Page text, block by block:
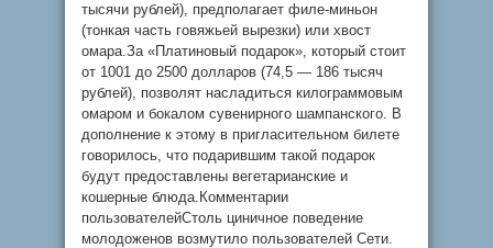
тысячи рублей), предполагает филе-миньон
(тонкая часть говяжьей вырезки) или хвост
омара.За «Платиновый подарок», который стоит
от 1001 до 2500 долларов (74,5 — 186 тысяч
рублей), позволят насладиться килограммовым
омаром и бокалом сувенирного шампанского. В
дополнение к этому в пригласительном билете
говорилось, что подарившим такой подарок
будут предоставлены вегетарианские и
кошерные блюда.Комментарии
пользователейСтоль циничное поведение
молодоженов возмутило пользователей Сети.